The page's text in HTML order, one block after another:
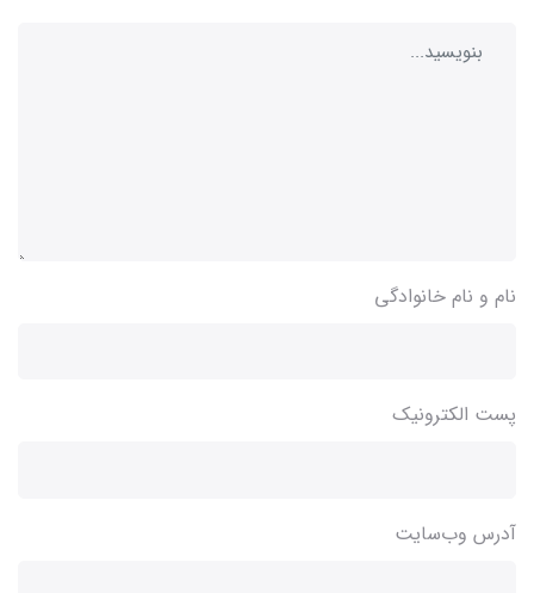
نام و نام خانوادگی
پست الکترونیک
آدرس وب‌سایت